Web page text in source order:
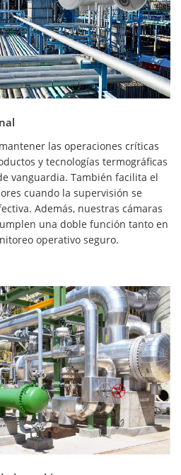
las operaciones críticas
y tecnologías termográficas
vanguardia. También facilita el
cuando la supervisión se
Además, nuestras cámaras
una doble función tanto en
operativo seguro.